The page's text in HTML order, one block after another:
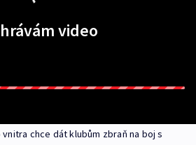
video
chce dát klubům zbraň na boj s